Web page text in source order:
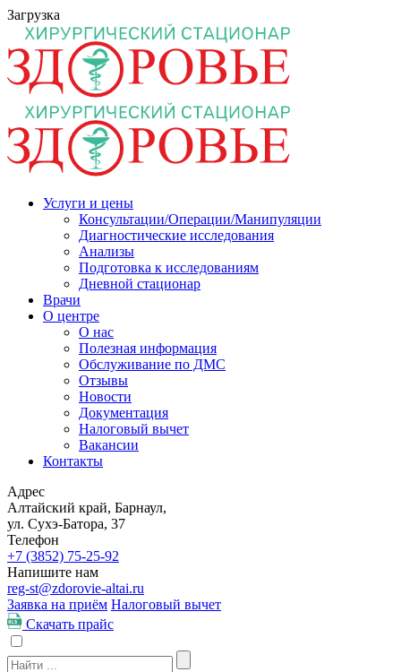
Загрузка
Услуги и цены
Консультации/Операции/Манипуляции
Диагностические исследования
Анализы
Подготовка к исследованиям
Дневной стационар
Врачи
О центре
О нас
Полезная информация
Обслуживание по ДМС
Отзывы
Новости
Документация
Налоговый вычет
Вакансии
Контакты
Адрес
Алтайский край, Барнаул,
ул. Сухэ-Батора, 37
Телефон
+7 (3852) 75-25-92
Напишите нам
reg-st@zdorovie-altai.ru
Заявка на приём Налоговый вычет
Скачать прайс